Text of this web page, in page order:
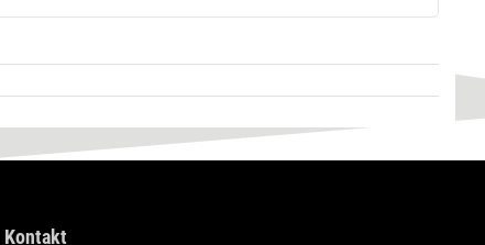
Kontakt